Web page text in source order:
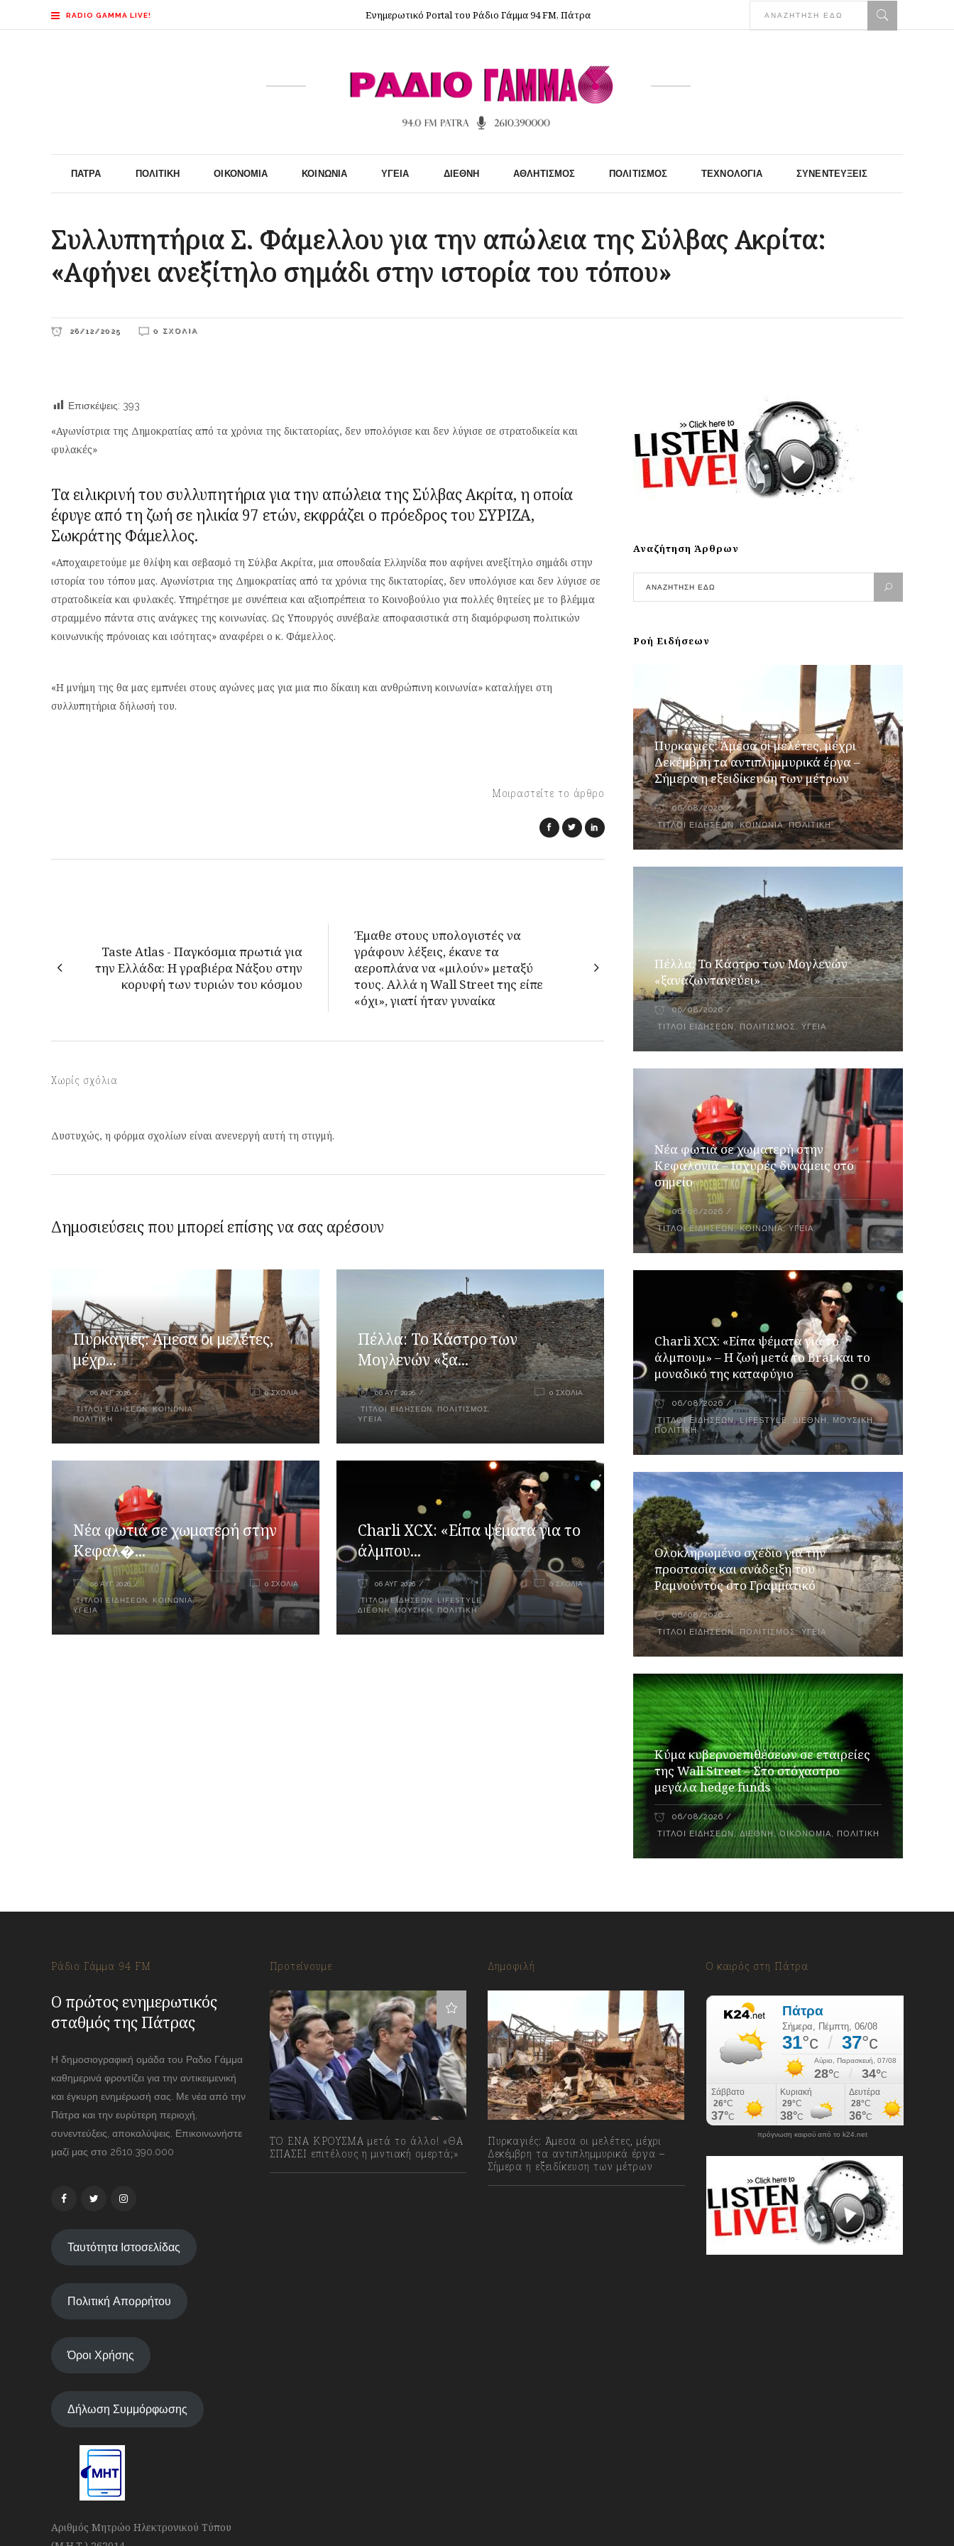
RADIO GAMMA LIVE! Ενημερωτικό Portal του Ράδιο Γάμμα 94 FM, Πάτρα
ΠΆΤΡΑ ΠΟΛΙΤΙΚΉ ΟΙΚΟΝΟΜΊΑ ΚΟΙΝΩΝΊΑ ΥΓΕΊΑ ΔΙΕΘΝΉ ΑΘΛΗΤΙΣΜΌΣ ΠΟΛΙΤΙΣΜΌΣ ΤΕΧΝΟΛΟΓΊΑ ΣΥΝΕΝΤΕΎΞΕΙΣ
Συλλυπητήρια Σ. Φάμελλου για την απώλεια της Σύλβας Ακρίτα:
«Αφήνει ανεξίτηλο σημάδι στην ιστορία του τόπου»
26/12/2025 0 ΣΧΌΛΙΑ
Επισκέψεις: 393
«Αγωνίστρια της Δημοκρατίας από τα χρόνια της δικτατορίας, δεν υπολόγισε και δεν λύγισε σε στρατοδικεία και
φυλακές»
Τα ειλικρινή του συλλυπητήρια για την απώλεια της Σύλβας Ακρίτα, η οποία
έφυγε από τη ζωή σε ηλικία 97 ετών, εκφράζει ο πρόεδρος του ΣΥΡΙΖΑ,
Σωκράτης Φάμελλος.
«Αποχαιρετούμε με θλίψη και σεβασμό τη Σύλβα Ακρίτα, μια σπουδαία Ελληνίδα που αφήνει ανεξίτηλο σημάδι στην
ιστορία του τόπου μας. Αγωνίστρια της Δημοκρατίας από τα χρόνια της δικτατορίας, δεν υπολόγισε και δεν λύγισε σε
στρατοδικεία και φυλακές. Υπηρέτησε με συνέπεια και αξιοπρέπεια το Κοινοβούλιο για πολλές θητείες με το βλέμμα
στραμμένο πάντα στις ανάγκες της κοινωνίας. Ως Υπουργός συνέβαλε αποφασιστικά στη διαμόρφωση πολιτικών
κοινωνικής πρόνοιας και ισότητας» αναφέρει ο κ. Φάμελλος.
«Η μνήμη της θα μας εμπνέει στους αγώνες μας για μια πιο δίκαιη και ανθρώπινη κοινωνία» καταλήγει στη
συλλυπητήρια δήλωσή του.
Μοιραστείτε το άρθρο
Taste Atlas - Παγκόσμια πρωτιά για
την Ελλάδα: Η γραβιέρα Νάξου στην
κορυφή των τυριών του κόσμου
Έμαθε στους υπολογιστές να
γράφουν λέξεις, έκανε τα
αεροπλάνα να «μιλούν» μεταξύ
τους. Αλλά η Wall Street της είπε
«όχι», γιατί ήταν γυναίκα
Χωρίς σχόλια
Δυστυχώς, η φόρμα σχολίων είναι ανενεργή αυτή τη στιγμή.
Δημοσιεύσεις που μπορεί επίσης να σας αρέσουν
Πυρκαγιές: Άμεσα οι μελέτες,
μέχρ...
06 ΑΥΓ 2026
ΤΊΤΛΟΙ ΕΙΔΉΣΕΩΝ,ΚΟΙΝΩΝΙΑ,
ΠΟΛΙΤΙΚΉ
0 ΣΧΌΛΙΑ
Πέλλα: Το Κάστρο των
Μογλενών «ξα...
06 ΑΥΓ 2026
ΤΊΤΛΟΙ ΕΙΔΉΣΕΩΝ ΠΟΛΙΤΙΣΜΌΣ ,
ΥΓΕΊΑ
0 ΣΧΌΛΙΑ
Νέα φωτιά σε χωματερή στην
Κεφαλ�...
06 ΑΥΓ 2026
ΤΊΤΛΟΙ ΕΙΔΉΣΕΩΝ ΚΟΙΝΩΝΙΑ,
ΥΓΕΊΑ
0 ΣΧΌΛΙΑ
Charli XCX: «Είπα ψέματα για το
άλμπου...
06 ΑΥΓ 2026
ΤΊΤΛΟΙ ΕΙΔΉΣΕΩΝ LIFESTYLE
ΔΙΕΘΝΉ, ΜΟΥΣΙΚΉ ΠΟΛΙΤΙΚΉ
0 ΣΧΌΛΙΑ
Αναζήτηση Άρθρων
Ροή Ειδήσεων
Πυρκαγιές: Άμεσα οι μελέτες, μέχρι
Δεκέμβρη τα αντιπλημμυρικά έργα –
Σήμερα η εξειδίκευση των μέτρων
06/08/2026
ΤΊΤΛΟΙ ΕΙΔΉΣΕΩΝ,ΚΟΙΝΩΝΙΑ,ΠΟΛΙΤΙΚΉ
Πέλλα: Το Κάστρο των Μογλενών
«ξαναζωντανεύει»
06/08/2026
ΤΊΤΛΟΙ ΕΙΔΉΣΕΩΝ , ΠΟΛΙΤΙΣΜΌΣ,ΥΓΕΊΑ
Νέα φωτιά σε χωματερή στην
Κεφαλονιά – Ισχυρές δυνάμεις στο
σημείο
06/08/2026
ΤΊΤΛΟΙ ΕΙΔΉΣΕΩΝ,ΚΟΙΝΩΝΙΑ,ΥΓΕΊΑ
Charli XCX: «Είπα ψέματα για το
άλμπουμ» – Η ζωή μετά το Brat και το
μοναδικό της καταφύγιο
06/08/2026
ΤΊΤΛΟΙ ΕΙΔΉΣΕΩΝ,LIFESTYLE ,ΔΙΕΘΝΉ , ΜΟΥΣΙΚΉ,
ΠΟΛΙΤΙΚΉ
Ολοκληρωμένο σχέδιο για την
προστασία και ανάδειξη του
Ραμνούντος στο Γραμματικό
06/08/2026
ΤΊΤΛΟΙ ΕΙΔΉΣΕΩΝ,ΠΟΛΙΤΙΣΜΌΣ,ΥΓΕΊΑ
Κύμα κυβερνοεπιθέσεων σε εταιρείες
της Wall Street – Στο στόχαστρο
μεγάλα hedge funds
06/08/2026
ΤΊΤΛΟΙ ΕΙΔΉΣΕΩΝ ,ΔΙΕΘΝΉ ,ΟΙΚΟΝΟΜΊΑ, ΠΟΛΙΤΙΚΉ
Ράδιο Γάμμα 94 FM
Ο πρώτος ενημερωτικός
σταθμός της Πάτρας
Η δημοσιογραφική ομάδα του Ραδιο Γάμμα
καθημερινά φροντίζει για την αντικειμενική
και έγκυρη ενημέρωσή σας. Με νέα από την
Πάτρα και την ευρύτερη περιοχή,
συνεντεύξεις, αποκαλύψεις. Επικοινωνήστε
μαζί μας στο 2610.390.000
Ταυτότητα Ιστοσελίδας
Πολιτική Απορρήτου
Όροι Χρήσης
Δήλωση Συμμόρφωσης
Αριθμός Μητρώο Ηλεκτρονικού Τύπου
Προτείνουμε
ΤΟ ΕΝΑ ΚΡΟΥΣΜΑ μετά το άλλο! «ΘΑ
ΣΠΑΣΕΙ επιτέλους η μιντιακή ομερτά;»
Δημοφιλή
Πυρκαγιές: Άμεσα οι μελέτες, μέχρι
Δεκέμβρη τα αντιπλημμυρικά έργα –
Σήμερα η εξειδίκευση των μέτρων
Ο καιρός στη Πάτρα
πρόγνωση καιρού από το k24.net